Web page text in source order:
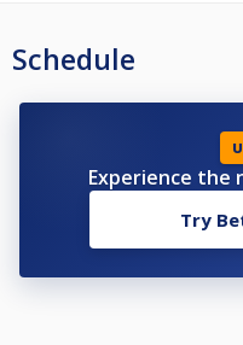
Schedule
Experience the
Try